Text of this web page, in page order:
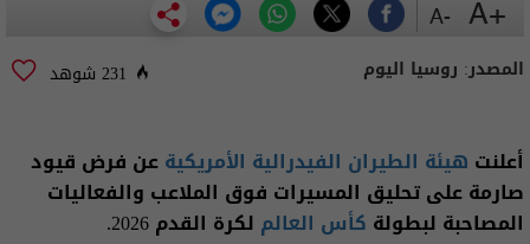
المصدر: روسيا اليوم 231 شوهد
أعلنت هيئة الطيران الفيدرالية الأمريكيةعن فرض قيود
صارمة على تحليق المسيرات فوق الملاعب والفعاليات
المصاحبة لبطولة كأس العالم لكرة القدم 2026.
+A
-A